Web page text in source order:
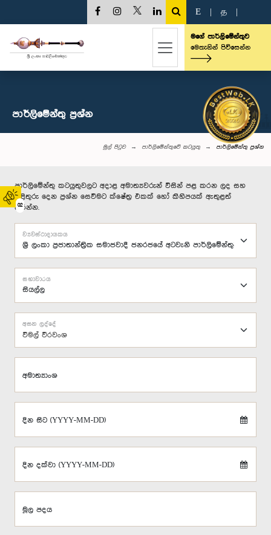
02
E த
මගේ පාර්ලිමේන්තුව
මෙතැනින් පිවිසෙන්න
පාර්ලි‌මේන්තු‌ ප්‍රශ්න
මුල් පිටුව පාර්ලිමේන්තුවේ කටයුතු පාර්ලි‌මේන්තු‌ ප්‍රශ්න
පාර්ලිමේන්තු කටයුතුවලට අදාළ අමාත්‍යවරුන් විසින් පළ කරන ලද සහ
පිළිතුරු දෙන ප්‍රශ්න සෙවීමට ක්ෂේත්‍ර එකක් හෝ කිහිපයක් ඇතුළත්
කරන්න.
ව්‍යවස්ථාදායකය
සභාවාරය
විමල් වීරවංශ
අසන ලද්දේ
අමාත්‍යාංශ
දින සිට (YYYY-MM-DD)
දින දක්වා (YYYY-MM-DD)
මූල පදය